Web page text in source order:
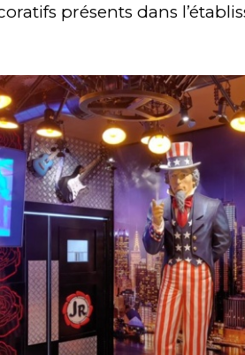
présents dans